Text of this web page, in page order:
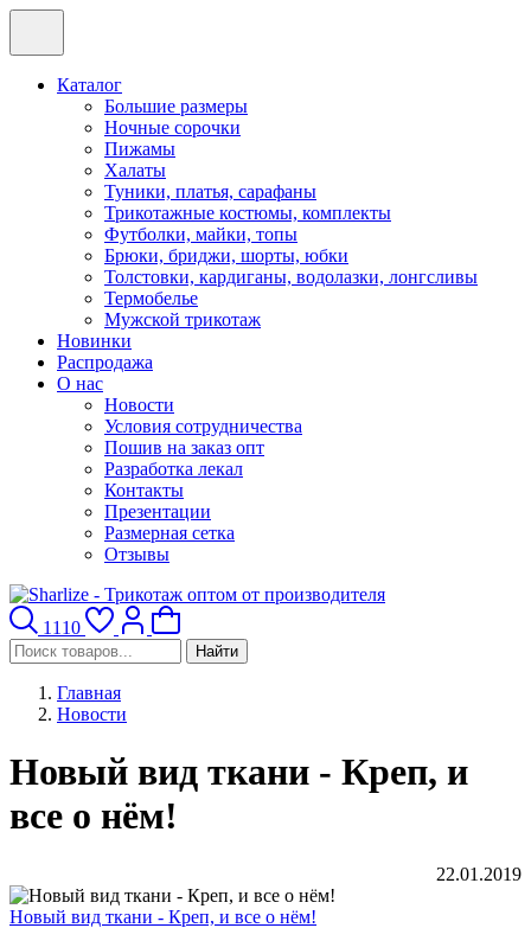
Каталог
Большие размеры
Ночные сорочки
Пижамы
Халаты
Туники, платья, сарафаны
Трикотажные костюмы, комплекты
Футболки, майки, топы
Брюки, бриджи, шорты, юбки
Толстовки, кардиганы, водолазки, лонгсливы
Термобелье
Мужской трикотаж
Новинки
Распродажа
О нас
Новости
Условия сотрудничества
Пошив на заказ опт
Разработка лекал
Контакты
Презентации
Размерная сетка
Отзывы
1110
Найти
Главная
Новости
Новый вид ткани - Креп, и
все о нём!
22.01.2019
Новый вид ткани - Креп, и все о нём!